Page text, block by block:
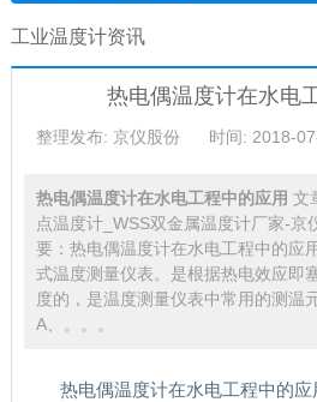
工业温度计资讯
热电偶温度计在水电
整理发布: 京仪股份 时间: 2018-
热电偶温度计在水电工程中的应用 文
点温度计_WSS双金属温度计厂家-京
要：热电偶温度计在水电工程中的应
式温度测量仪表。是根据热电效应即
度的，是温度测量仪表中常用的测温
A、。。。
热电偶温度计在水电工程中的应